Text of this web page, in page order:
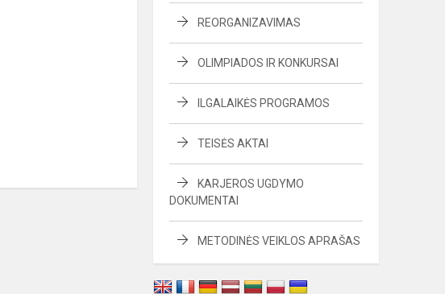
REORGANIZAVIMAS
OLIMPIADOS IR KONKURSAI
ILGALAIKĖS PROGRAMOS
TEISĖS AKTAI
KARJEROS UGDYMO
DOKUMENTAI
METODINĖS VEIKLOS APRAŠAS